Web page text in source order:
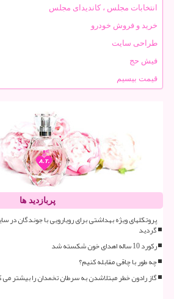
انتخابات مجلس ، کاندیدای مجلس
خرید و فروش خودرو
طراحی سایت
فیش حج
قیمت بیسیم
پربازدید ها
پروتکلهای ویژه بهداشتی برای رویارویی با جوندگان در
گردید
رکورد 10 ساله اهدای خون شکسته شد
چه طور با چاقی مقابله کنیم؟
گاز رادون خطر مبتلاشدن به سرطان تخمدان را بیشتر می